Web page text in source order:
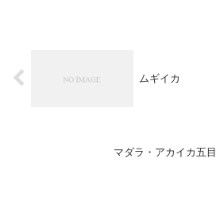
ムギイカ
マダラ・アカイカ五目